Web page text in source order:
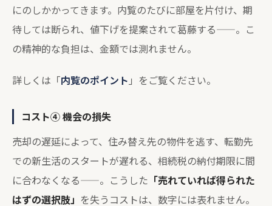
にのしかかってきます。内覧のたびに部屋を片付け、期
待しては断られ、値下げを提案されて葛藤する——。こ
の精神的な負担は、金額では測れません。
詳しくは「内覧のポイント 」をご覧ください。
コスト④ 機会の損失
売却の遅延によって、住み替え先の物件を逃す、転勤先
での新生活のスタートが遅れる、相続税の納付期限に間
に合わなくなる——。こうした 「売れていれば得られた
はずの選択肢」 を失うコストは、数字には表れません。